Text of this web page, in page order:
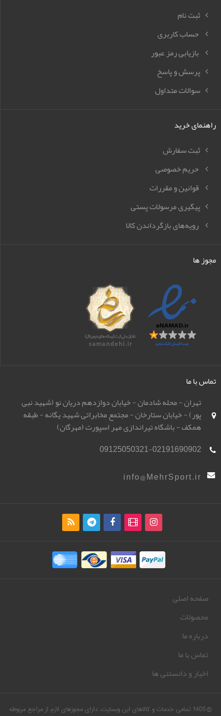
ثبت نام
حساب کاربری
بازیابی رمز عبور
پرسش و پاسخ
سوالات متداول
راهنمای خرید
ثبت سفارش
حریم خصوصی
قوانین و مقررات
پیگیری مرسولات پستی
رویه‌های بازگرداندن کالا
مجوز ها
تماس با ما
تهران - محله شادمان - خیابان دوازدهم دریان نو (شهید نبی
پور) - خیابان ستارخان - مجتمع مخابراتی شهید یگانه - طبقه
همکف - باشگاه تیراندازی مهر اسپورت (مهرگان)
09125050321-02191690902
info@MehrSport.ir
صفحه اصلی
محصولات
درباره ما
تماس با ما
اخبار و دانستنی ها
© 1405 تمامی خدمات و کالاهای این وبسایت، دارای مجوزهای لازم از مراجع مربوطه